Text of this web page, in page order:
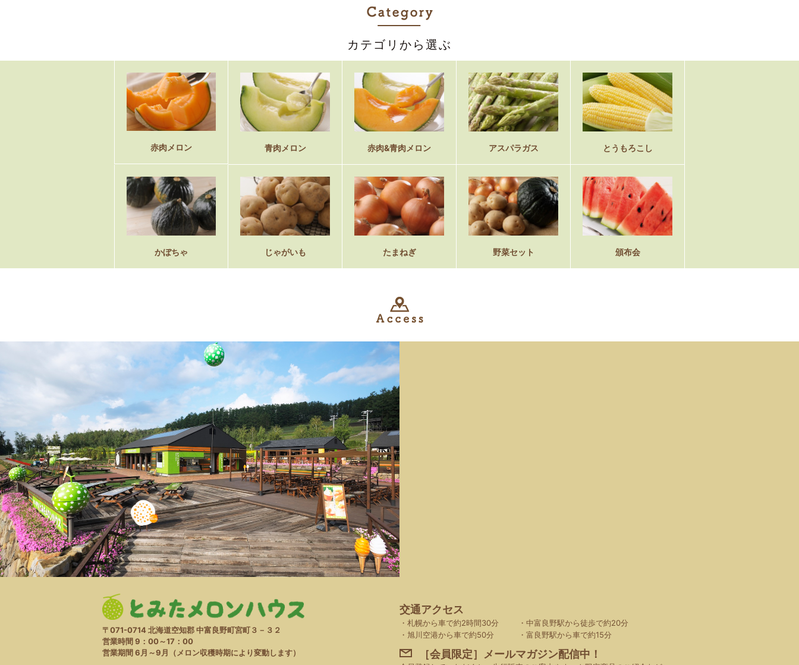
カテゴリから選ぶ
赤肉メロン 青肉メロン 赤肉&青肉メロン アスパラガス とうもろこし
かぼちゃ じゃがいも たまねぎ 野菜セット 頒布会
〒071-0714北海道空知郡 中富良野町宮町３－３２
営業時間 9：00～17：00
営業期間 6月～9月
（メロン収穫時期により変動します）
交通アクセス
札幌から車で約2時間30分
中富良野駅から徒歩で約20分
旭川空港から車で約50分
富良野駅から車で約15分
［会員限定］メールマガジン配信中！